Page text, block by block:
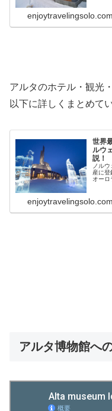
enjoytravelingsolo.com
アルタのホテル・観光
以下に詳しくまとめて
世界
ルウ
説！
ノル
産に登
オーロ
enjoytravelingsolo.com
アルタ博物館へ